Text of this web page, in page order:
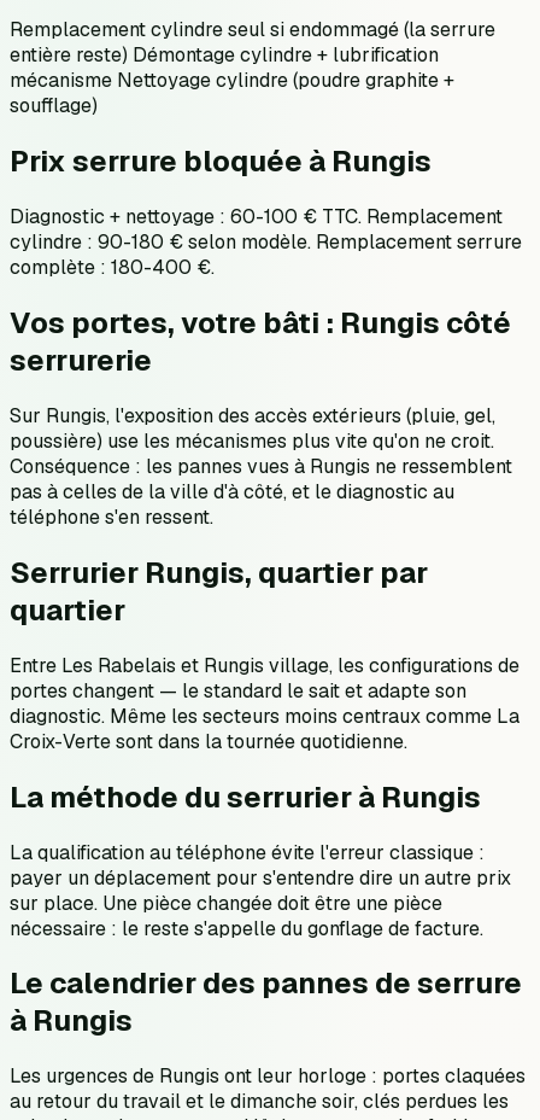
Remplacement cylindre seul si endommagé (la serrure
entière reste) Démontage cylindre + lubrification
mécanisme Nettoyage cylindre (poudre graphite +
soufflage)
Prix serrure bloquée à Rungis
Diagnostic + nettoyage : 60-100 € TTC. Remplacement
cylindre : 90-180 € selon modèle. Remplacement serrure
complète : 180-400 €.
Vos portes, votre bâti : Rungis côté
serrurerie
Sur Rungis, l'exposition des accès extérieurs (pluie, gel,
poussière) use les mécanismes plus vite qu'on ne croit.
Conséquence : les pannes vues à Rungis ne ressemblent
pas à celles de la ville d'à côté, et le diagnostic au
téléphone s'en ressent.
Serrurier Rungis, quartier par
quartier
Entre Les Rabelais et Rungis village, les configurations de
portes changent — le standard le sait et adapte son
diagnostic. Même les secteurs moins centraux comme La
Croix-Verte sont dans la tournée quotidienne.
La méthode du serrurier à Rungis
La qualification au téléphone évite l'erreur classique :
payer un déplacement pour s'entendre dire un autre prix
sur place. Une pièce changée doit être une pièce
nécessaire : le reste s'appelle du gonflage de facture.
Le calendrier des pannes de serrure
à Rungis
Les urgences de Rungis ont leur horloge : portes claquées
au retour du travail et le dimanche soir, clés perdues les